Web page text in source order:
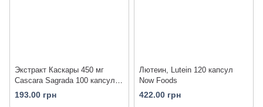
Экстракт Каскары 450 мг
Cascara Sagrada 100 капсул
Now Foods
193.00 грн
Лютеин, Lutein 120 капсул
Now Foods
422.00 грн